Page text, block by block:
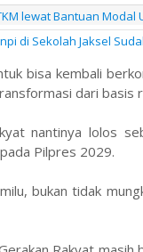
lewat Bantuan Modal
di Sekolah Jaksel
bisa kembali
dari basis
nantinya lolos
Pilpres 2029.
bukan tidak